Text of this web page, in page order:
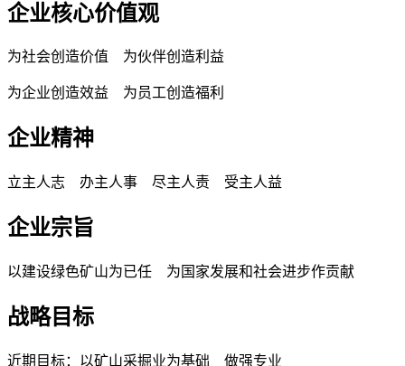
企业核心价值观
为社会创造价值 为伙伴创造利益
为企业创造效益 为员工创造福利
企业精神
立主人志 办主人事 尽主人责 受主人益
企业宗旨
以建设绿色矿山为已任 为国家发展和社会进步作贡献
战略目标
近期目标：以矿山采掘业为基础 做强专业